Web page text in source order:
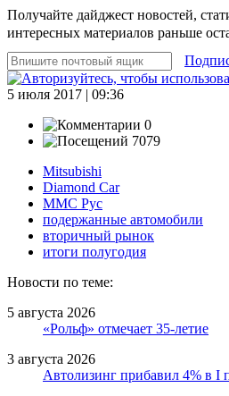
Получайте дайджест новостей,
интересных материалов раньше
5 июля 2017 | 09:36
0
7079
Mitsubishi
Diamond Car
ММС Рус
подержанные автомобили
вторичный рынок
итоги полугодия
Новости по теме:
5 августа 2026
«Рольф» отмечает 35-летие
3 августа 2026
Автолизинг прибавил 4% в I